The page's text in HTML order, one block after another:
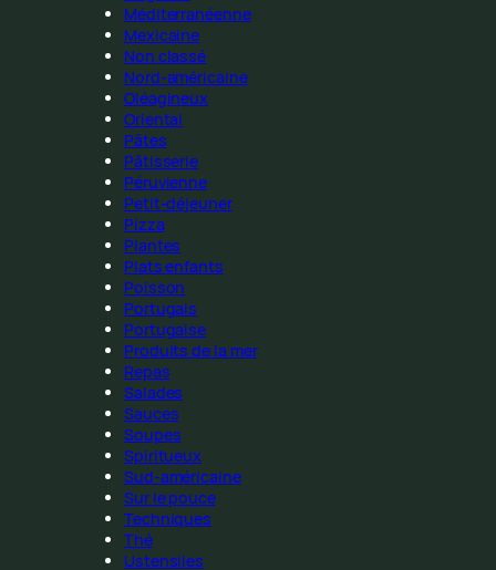
Méditerranéenne
Mexicaine
Non classé
Nord-américaine
Oléagineux
Oriental
Pâtes
Pâtisserie
Péruvienne
Petit-déjeuner
Pizza
Plantes
Plats enfants
Poisson
Portugais
Portugaise
Produits de la mer
Repas
Salades
Sauces
Soupes
Spiritueux
Sud-américaine
Sur le pouce
Techniques
Thé
Ustensiles